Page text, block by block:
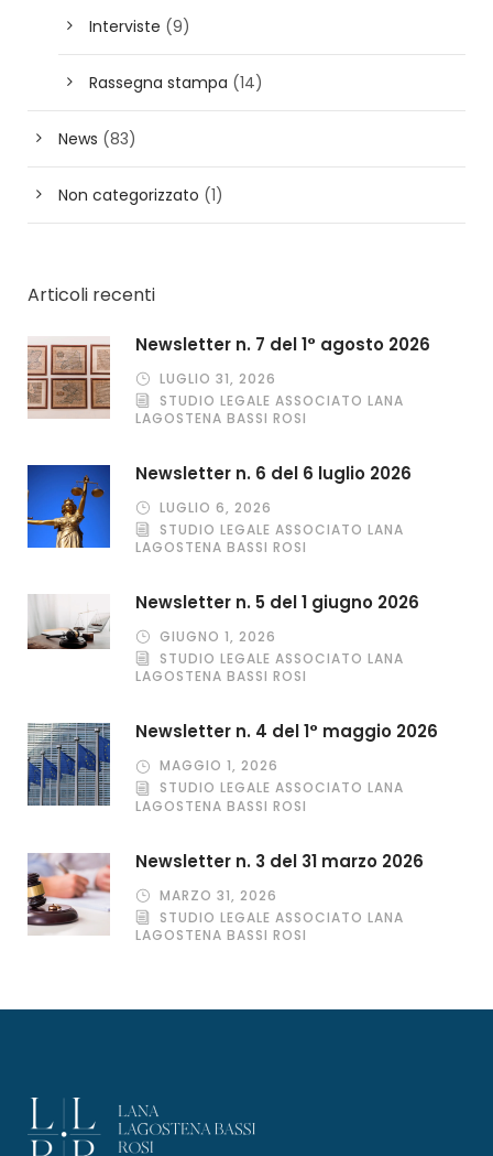
Interviste (9)
Rassegna stampa (14)
News (83)
Non categorizzato (1)
Articoli recenti
Newsletter n. 7 del 1° agosto 2026
LUGLIO 31, 2026
STUDIO LEGALE ASSOCIATO LANA
LAGOSTENA BASSI ROSI
Newsletter n. 6 del 6 luglio 2026
LUGLIO 6, 2026
STUDIO LEGALE ASSOCIATO LANA
LAGOSTENA BASSI ROSI
Newsletter n. 5 del 1 giugno 2026
GIUGNO 1, 2026
STUDIO LEGALE ASSOCIATO LANA
LAGOSTENA BASSI ROSI
Newsletter n. 4 del 1° maggio 2026
MAGGIO 1, 2026
STUDIO LEGALE ASSOCIATO LANA
LAGOSTENA BASSI ROSI
Newsletter n. 3 del 31 marzo 2026
MARZO 31, 2026
STUDIO LEGALE ASSOCIATO LANA
LAGOSTENA BASSI ROSI